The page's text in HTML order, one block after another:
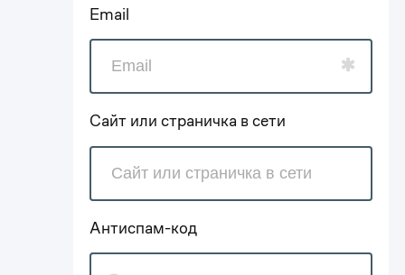
Email
Сайт или страничка в сети
Антиспам-код